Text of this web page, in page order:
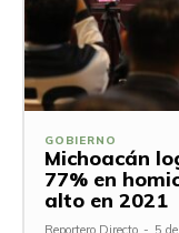
GOBIERNO
Michoacán
77% en
alto en 2021